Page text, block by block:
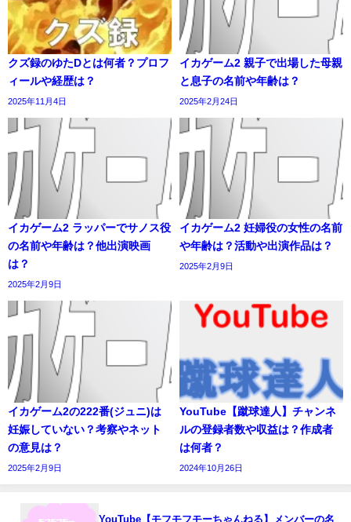
クズ録のゆたDとは何者？プロフ
ィールや経歴は？
2025年11月4日
イカゲーム2 親子で出場した母親
と息子の名前や年齢は？
2025年2月24日
イカゲーム2 ラッパーでサノス役
の名前や年齢は？他出演映画
は？
2025年2月9日
イカゲーム2 妊婦役の女性の名前
や年齢は？活動や出演作品は？
2025年2月9日
イカゲーム2の222番(ジュニ)は
妊娠していない？考察やネット
の意見は？
2025年2月9日
YouTube【蹴球達人】チャンネ
ルの登録者数や収益は？作成者
は何者？
2024年10月26日
YouTube【モフモフモーちゃんねる】メンバーの名